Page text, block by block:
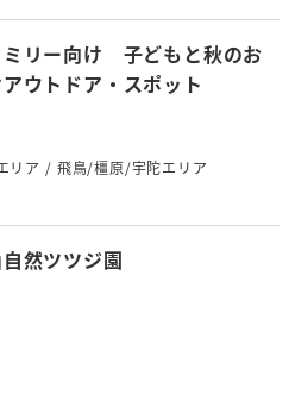
リー向け 子どもと秋のお
ウトドア・スポット
リア
飛鳥/橿原/宇陀エリア
然ツツジ園